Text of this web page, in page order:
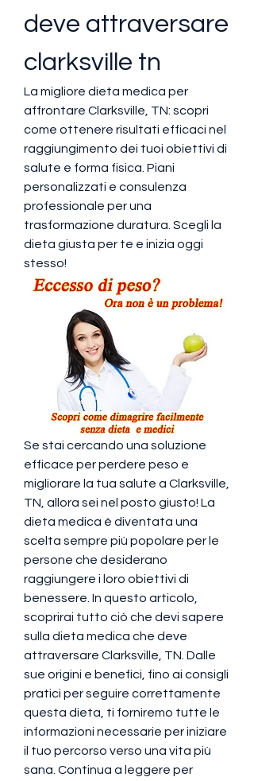
deve attraversare
clarksville tn
La migliore dieta medica per
affrontare Clarksville, TN: scopri
come ottenere risultati efficaci nel
raggiungimento dei tuoi obiettivi di
salute e forma fisica. Piani
personalizzati e consulenza
professionale per una
trasformazione duratura. Scegli la
dieta giusta per te e inizia oggi
stesso!
Se stai cercando una soluzione
efficace per perdere peso e
migliorare la tua salute a Clarksville,
TN, allora sei nel posto giusto! La
dieta medica è diventata una
scelta sempre più popolare per le
persone che desiderano
raggiungere i loro obiettivi di
benessere. In questo articolo,
scoprirai tutto ciò che devi sapere
sulla dieta medica che deve
attraversare Clarksville, TN. Dalle
sue origini e benefici, fino ai consigli
pratici per seguire correttamente
questa dieta, ti forniremo tutte le
informazioni necessarie per iniziare
il tuo percorso verso una vita più
sana. Continua a leggere per